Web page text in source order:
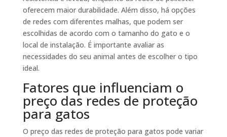
oferecem maior durabilidade. Além disso, há opções
de redes com diferentes malhas, que podem ser
escolhidas de acordo com o tamanho do gato e o
local de instalação. É importante avaliar as
necessidades do seu animal antes de escolher o tipo
ideal.
Fatores que influenciam o
preço das redes de proteção
para gatos
O preço das redes de proteção para gatos pode variar